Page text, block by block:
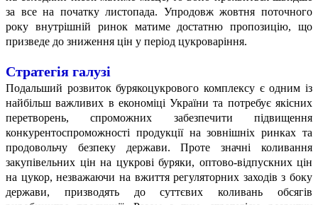
за все на початку листопада. Упродовж жовтня поточного
року внутрішній ринок матиме достатню пропозицію, що
призведе до зниження цін у період цукроваріння.
Стратегія галузі
Подальший розвиток бурякоцукрового комплексу є одним із
найбільш важливих в економіці України та потребує якісних
перетворень, спроможних забезпечити підвищення
конкурентоспроможності продукції на зовнішніх ринках та
продовольчу безпеку держави. Проте значні коливання
закупівельних цін на цукрові буряки, оптово-відпускних цін
на цукор, незважаючи на вжиття регуляторних заходів з боку
держави, призводять до суттєвих коливань обсягів